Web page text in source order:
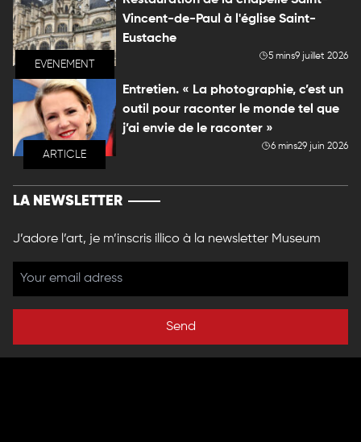
EVENEMENT
Vincent-de-Paul à l'église Saint-
Eustache
5 mins9 juillet 2026
ARTICLE
Entretien. « La photographie, c’est un
outil pour raconter le monde tel que
j’ai envie de le raconter »
6 mins29 juin 2026
LA NEWSLETTER
J’adore l’art, je m’inscris illico à la newsletter Museum
Send